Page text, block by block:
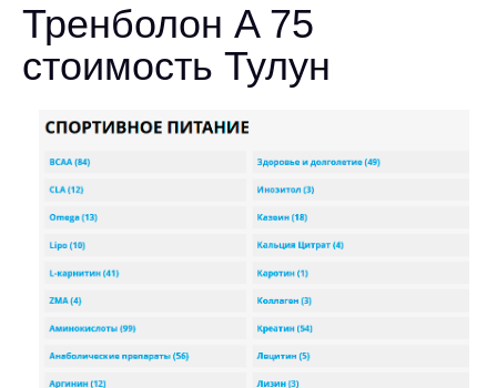
Тренболон A 75
стоимость Тулун